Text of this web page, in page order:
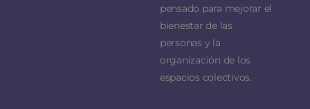
pensado para mejorar el
bienestar de las
personas y la
organización de los
espacios colectivos.